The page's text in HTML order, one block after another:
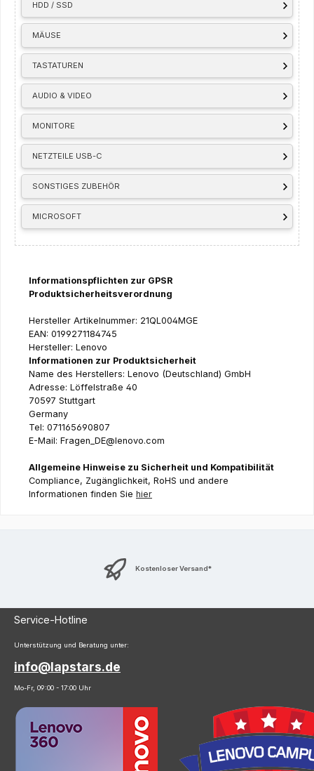
HDD / SSD
MÄUSE
TASTATUREN
AUDIO & VIDEO
MONITORE
NETZTEILE USB-C
SONSTIGES ZUBEHÖR
MICROSOFT
Informationspflichten zur GPSR
Produktsicherheitsverordnung
Hersteller Artikelnummer: 21QL004MGE
EAN: 0199271184745
Hersteller: Lenovo
Informationen zur Produktsicherheit
Name des Herstellers: Lenovo (Deutschland) GmbH
Adresse: Löffelstraße 40
70597 Stuttgart
Germany
Tel: 071165690807
E-Mail: Fragen_DE@lenovo.com
Allgemeine Hinweise zu Sicherheit und Kompatibilität
Compliance, Zugänglichkeit, RoHS und andere
Informationen finden Sie hier
Kostenloser Versand*
Service-Hotline
Unterstützung und Beratung unter:
info@lapstars.de
Mo-Fr, 09:00 - 17:00 Uhr